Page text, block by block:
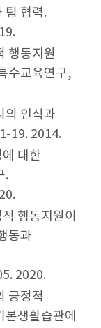
팀 협력.
행동지원
수교육연구,
의 인식과
19. 2014.
대한
.
행동지원이
동과
2020.
긍정적
생활습관에